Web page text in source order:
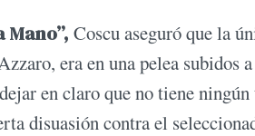
Mano”, Coscu aseguró que la
era en una pelea subidos
en claro que no tiene
disuasión contra el